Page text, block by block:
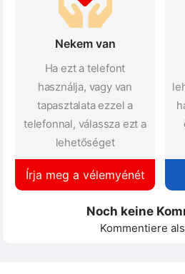
Nekem van
Ha ezt a telefont
használja, vagy van
tapasztalata ezzel a
telefonnal, válassza ezt a
lehetőséget
Írja meg a vélemyénét
Noch keine
Kommentiere